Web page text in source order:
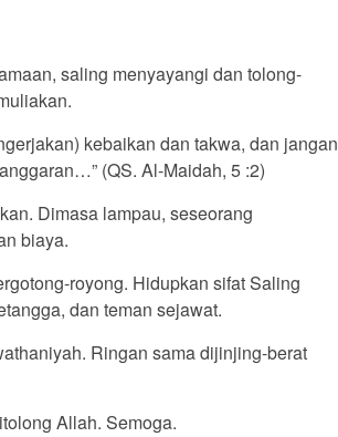
saling menyayangi dan tolong-
kebaikan dan takwa, dan jangan
(QS. Al-Maidah, 5 :2)
Dimasa lampau, seseorang
biaya.
royong. Hidupkan sifat Saling
dan teman sejawat.
Ringan sama dijinjing-berat
Allah. Semoga.